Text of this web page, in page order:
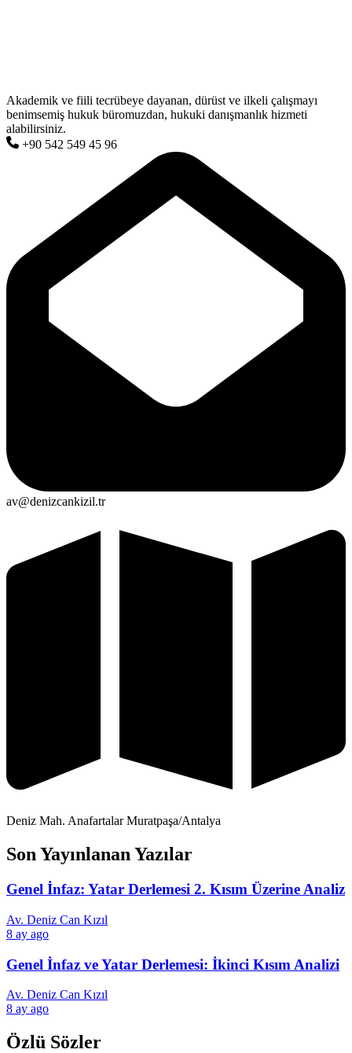
Akademik ve fiili tecrübeye dayanan, dürüst ve ilkeli çalışmayı
benimsemiş hukuk büromuzdan, hukuki danışmanlık hizmeti
alabilirsiniz.
+90 542 549 45 96
av@denizcankizil.tr
Deniz Mah. Anafartalar Muratpaşa/Antalya
Son Yayınlanan Yazılar
Genel İnfaz: Yatar Derlemesi 2. Kısım Üzerine Analiz
Av. Deniz Can Kızıl
8 ay ago
Genel İnfaz ve Yatar Derlemesi: İkinci Kısım Analizi
Av. Deniz Can Kızıl
8 ay ago
Özlü Sözler